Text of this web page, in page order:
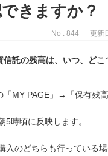
きますか？
No : 844 更新
信託の残高は、いつ、どこ
「MY PAGE」→「保有残
時頃に反映します。
入のどちらも行っている